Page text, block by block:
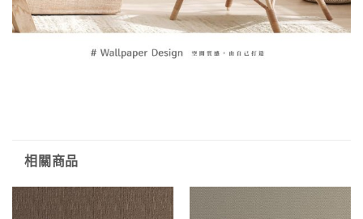
相關商品